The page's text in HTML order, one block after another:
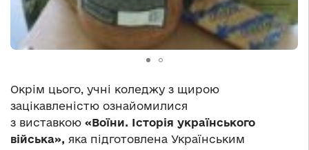
Окрім цього, учні коледжу з щирою
зацікавленістю ознайомилися
з виставкою «Воїни. Історія українського
війська», яка підготовлена Українським